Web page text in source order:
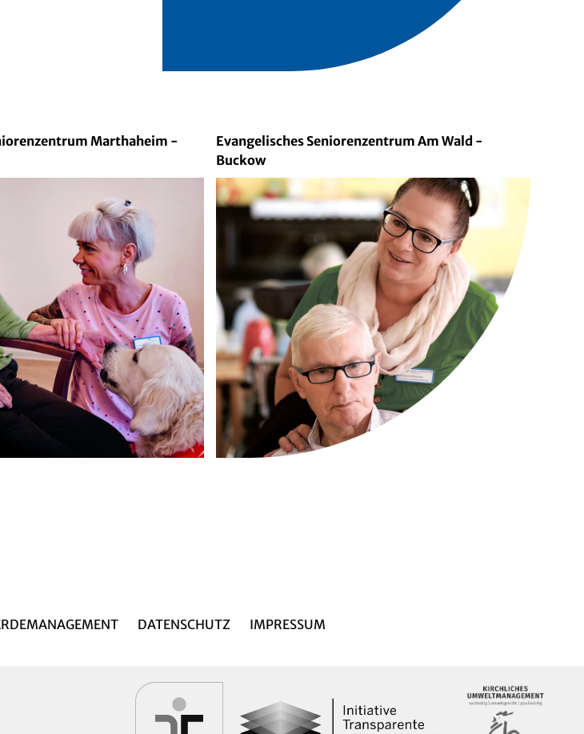
Marthaheim -
Evangelisches Seniorenzentrum Am Wald -
Buckow
DATENSCHUTZ IMPRESSUM